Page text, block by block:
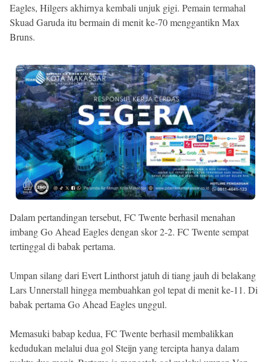
Eagles, Hilgers akhirnya kembali unjuk gigi. Pemain termahal
Skuad Garuda itu bermain di menit ke-70 menggantikn Max
Bruns.
Dalam pertandingan tersebut, FC Twente berhasil menahan
imbang Go Ahead Eagles dengan skor 2-2. FC Twente sempat
tertinggal di babak pertama.
Umpan silang dari Evert Linthorst jatuh di tiang jauh di belakang
Lars Unnerstall hingga membuahkan gol tepat di menit ke-11. Di
babak pertama Go Ahead Eagles unggul.
Memasuki babap kedua, FC Twente berhasil membalikkan
kedudukan melalui dua gol Steijn yang tercipta hanya dalam